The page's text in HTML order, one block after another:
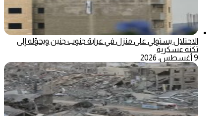
الاحتلال يستولي على منزل في عرابة جنوب جنين ويحوّله إلى
ثكنة عسكرية
9 أغسطس، 2026